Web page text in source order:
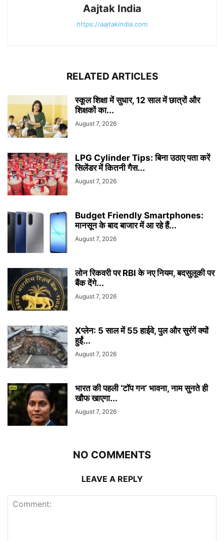
Aajtak India
https://aajtakindia.com
RELATED ARTICLES
स्कूल शिक्षा में सुधार, 12 साल में छात्रों और
शिक्षकों का...
August 7, 2026
LPG Cylinder Tips: बिना उठाए पता करें
सिलेंडर में कितनी गैस...
August 7, 2026
Budget Friendly Smartphones:
मानसून के बाद बाजार में आ रहे हैं...
August 7, 2026
लोन रिकवरी पर RBI के नए नियम, बदसुलूकी पर
बैंक देंगे...
August 7, 2026
Xप्लेन: 5 साल में 55 हाईवे, पुल और सुरंगें क्यों
हुईं...
August 7, 2026
भारत की पहली ‘टॉप गन’ भावना, नाम सुनते ही
खौफ खाएगा...
August 7, 2026
NO COMMENTS
LEAVE A REPLY